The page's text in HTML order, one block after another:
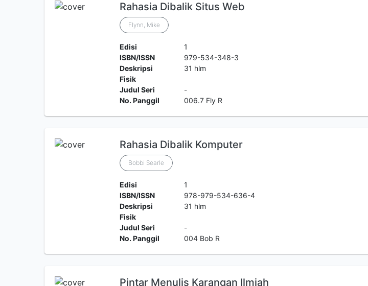
Rahasia Dibalik Situs Web
Flynn, Mike
Edisi
1
ISBN/ISSN
979-534-348-3
Deskripsi
Fisik
31 hlm
Judul Seri
-
No. Panggil
006.7 Fly R
Rahasia Dibalik Komputer
Bobbi Searle
Edisi
1
ISBN/ISSN
978-979-534-636-4
Deskripsi
Fisik
31 hlm
Judul Seri
-
No. Panggil
004 Bob R
Pintar Menulis Karangan Ilmiah